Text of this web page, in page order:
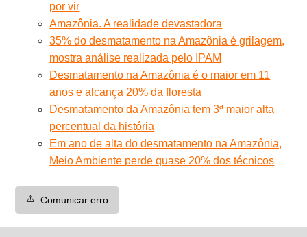
por vir
Amazônia. A realidade devastadora
35% do desmatamento na Amazônia é grilagem,
mostra análise realizada pelo IPAM
Desmatamento na Amazônia é o maior em 11
anos e alcança 20% da floresta
Desmatamento da Amazônia tem 3ª maior alta
percentual da história
Em ano de alta do desmatamento na Amazônia,
Meio Ambiente perde quase 20% dos técnicos
⚠️ Comunicar erro